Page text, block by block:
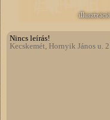
illusztráció
Nincs leírás!
Kecskemét, Hornyik János u.